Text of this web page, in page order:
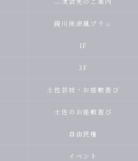
鏡川床涼風プラン
1F
3F
土佐芸妓・お座敷遊び
土佐のお座敷遊び
自由民権
イベント